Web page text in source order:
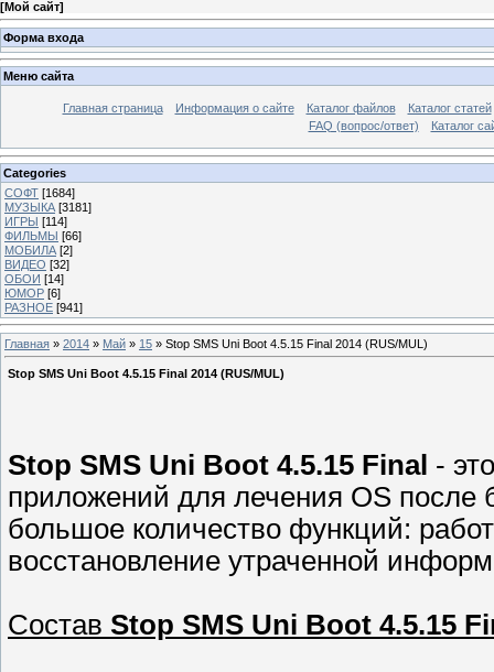
[Мой сайт]
Форма входа
Меню сайта
Главная страница Информация о сайте Каталог файлов
Каталог статей
FAQ (вопрос/ответ)
Каталог
Categories
СОФТ [1684]
МУЗЫКА [3181]
ИГРЫ [114]
ФИЛЬМЫ [66]
МОБИЛА [2]
ВИДЕО [32]
ОБОИ [14]
ЮМОР [6]
РАЗНОЕ [941]
Главная » 2014 » Май » 15 » Stop SMS Uni Boot 4.5.15 Final 2014 (RUS/MUL)
Stop SMS Uni Boot 4.5.15 Final 2014 (RUS/MUL)
Stop SMS Uni Boot 4.5.15 Final -
приложений для лечения OS после
большое количество функций:
восстановление утраченной
Состав Stop SMS Uni Boot 4.5.15